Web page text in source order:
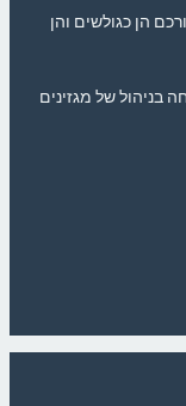
הן כגולשים והן
בניהול של מגזינים